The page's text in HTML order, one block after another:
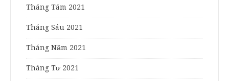
Tháng Tám 2021
Tháng Sáu 2021
Tháng Năm 2021
Tháng Tư 2021